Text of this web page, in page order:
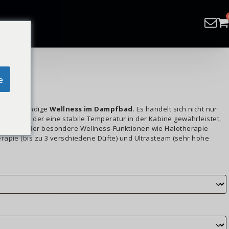
vollständige Wellness im Dampfbad. Es handelt sich nicht nur
der eine stabile Temperatur in der Kabine gewährleistet,
der besondere Wellness-Funktionen wie Halotherapie
(bis zu 3 verschiedene Düfte) und Ultrasteam (sehr hohe